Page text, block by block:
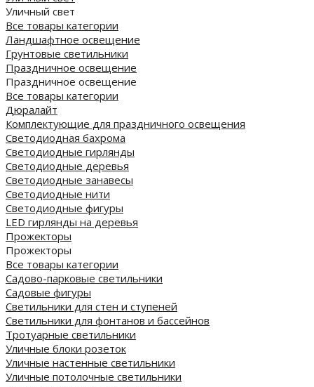
Уличный свет
Все товары категории
Ландшафтное освещение
Грунтовые светильники
Праздничное освещение
Праздничное освещение
Все товары категории
Дюралайт
Комплектующие для праздничного освещения
Светодиодная бахрома
Светодиодные гирлянды
Светодиодные деревья
Светодиодные занавесы
Светодиодные нити
Светодиодные фигуры
LED гирлянды на деревья
Прожекторы
Прожекторы
Все товары категории
Садово-парковые светильники
Садовые фигуры
Светильники для стен и ступеней
Светильники для фонтанов и бассейнов
Тротуарные светильники
Уличные блоки розеток
Уличные настенные светильники
Уличные потолочные светильники